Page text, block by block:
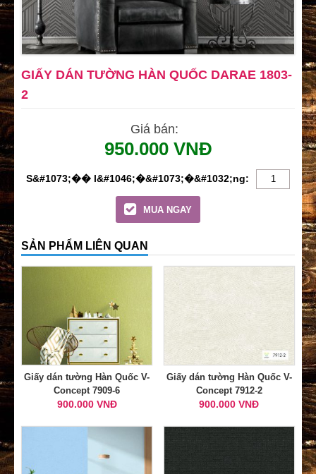
GIẤY DÁN TƯỜNG HÀN QUỐC DARAE 1803-
2
Giá bán:
950.000 VNĐ
MUA NGAY
SẢN PHẨM LIÊN QUAN
Giấy dán tường Hàn Quốc V-
Concept 7909-6
900.000 VNĐ
Giấy dán tường Hàn Quốc V-
Concept 7912-2
900.000 VNĐ